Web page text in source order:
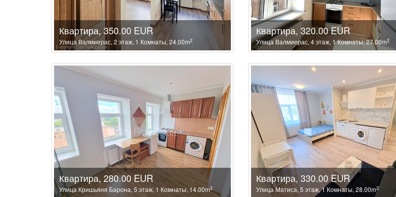
Квартира, 350.00 EUR
Улица Валмиерас, 2 этаж, 1 Комнаты, 24.00m2
Квартира, 320.00 EUR
Улица Валмиерас, 4 этаж, 1 Комнаты, 27.00m2
Квартира, 280.00 EUR
Улица Кришьяня Барона, 5 этаж, 1 Комнаты, 14.00m2
Квартира, 330.00 EUR
Улица Матиса, 5 этаж, 1 Комнаты, 28.00m2